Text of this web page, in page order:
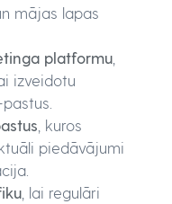
mājas lapas
platformu
izveidotu
, kuros
piedāvājumi
, lai regulāri